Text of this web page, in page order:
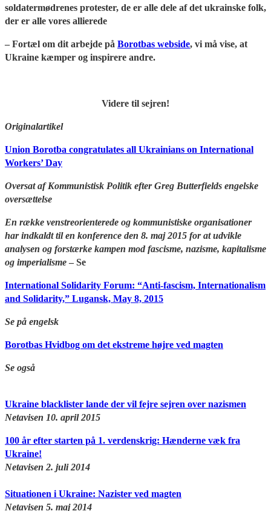
soldatermødrenes protester, de er alle dele af det ukrainske folk,
der er alle vores allierede
– Fortæl om dit arbejde på Borotbas webside, vi må vise, at
Ukraine kæmper og inspirere andre.
Videre til sejren!
Originalartikel
Union Borotba congratulates all Ukrainians on International
Workers’ Day
Oversat af Kommunistisk Politik efter Greg Butterfields engelske
oversættelse
En række venstreorienterede og kommunistiske organisationer
har indkaldt til en konference den 8. maj 2015 for at udvikle
analysen og forstærke kampen mod fascisme, nazisme, kapitalisme
og imperialisme – Se
International Solidarity Forum: “Anti-fascism, Internationalism
and Solidarity,” Lugansk, May 8, 2015
Se på engelsk
Borotbas Hvidbog om det ekstreme højre ved magten
Se også
Ukraine blacklister lande der vil fejre sejren over nazismen
Netavisen 10. april 2015
100 år efter starten på 1. verdenskrig: Hænderne væk fra
Ukraine!
Netavisen 2. juli 2014
Situationen i Ukraine: Nazister ved magten
Netavisen 5. maj 2014